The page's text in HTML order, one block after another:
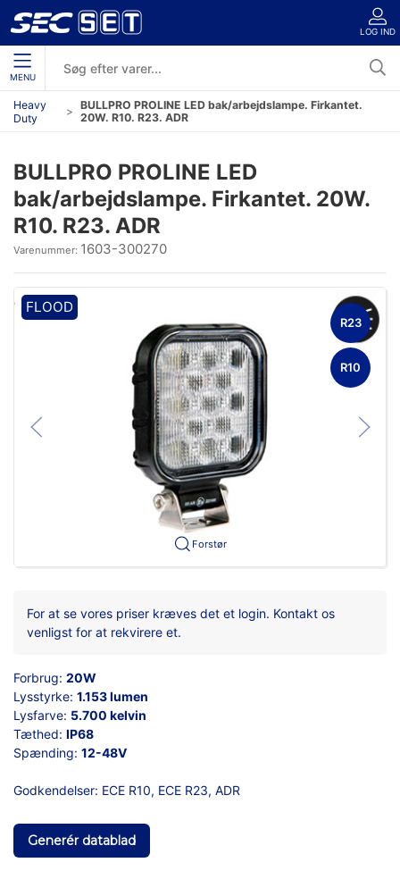
LOG IND
MENU
Heavy
Duty
BULLPRO PROLINE LED bak/arbejdslampe. Firkantet.
20W. R10. R23. ADR
BULLPRO PROLINE LED
bak/arbejdslampe. Firkantet. 20W.
R10. R23. ADR
Varenummer: 1603-300270
R23
R10
FLOOD
Forstør
For at se vores priser kræves det et login. Kontakt os
venligst for at rekvirere et.
Forbrug: 20W
Lysstyrke: 1.153 lumen
Lysfarve: 5.700 kelvin
Tæthed: IP68
Spænding: 12-48V
Godkendelser: ECE R10, ECE R23, ADR
Generér datablad